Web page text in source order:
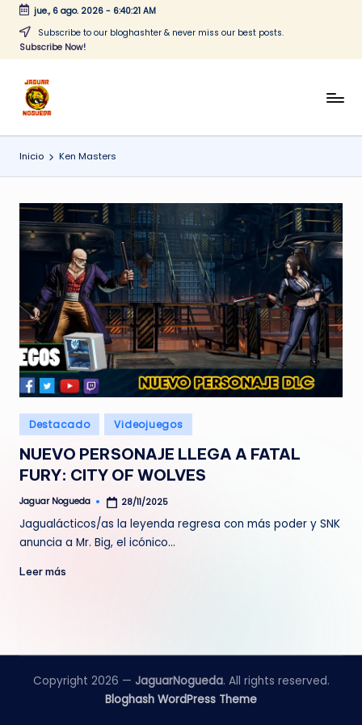
Saltar
jue., 6 ago. 2026- 6:40:21 AM
Subscribe to our bloghashter & never miss our best posts.
Subscribe Now!
J
a
g
a
r
o
g
u
e
d
a
CONTENIDO
Inicio Ken Masters
Publicado
en
Destacado Videojuegos
NUEVO PERSONAJE LLEGA A FATAL
FURY: CITY OF WOLVES
Publicado
Jaguar Nogueda 28/11/2025
Jagualácticos/as la leyenda regresa con más poder y SNK
anuncia a Mr. Big, el icónico…
Leer más
Copyright 2026 — JaguarNogueda. All rights reserved.
Bloghash WordPress Theme